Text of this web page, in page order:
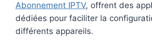
Abonnement IPTV, offrent des
dédiées pour faciliter la
différents appareils.